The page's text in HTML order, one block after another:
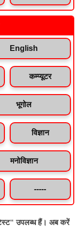
English
कम्प्यूटर
भूगोल
विज्ञान
मनोविज्ञान
-----
उपलब्ध हैं। अब करें